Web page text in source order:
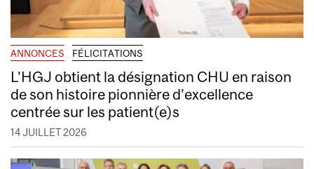
ANNONCES FÉLICITATIONS
L’HGJ obtient la désignation CHU en raison
de son histoire pionnière d’excellence
centrée sur les patient(e)s
14 JUILLET 2026